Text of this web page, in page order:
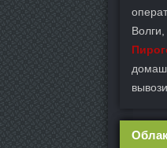
Волги,